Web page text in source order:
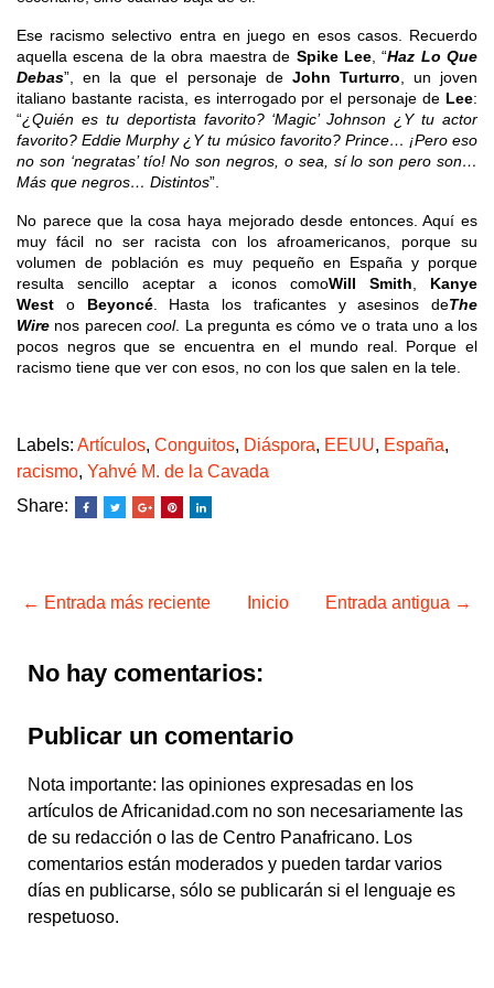
Ese racismo selectivo entra en juego en esos casos. Recuerdo
aquella escena de la obra maestra de Spike Lee, “Haz Lo Que
Debas”, en la que el personaje de John Turturro, un joven
italiano bastante racista, es interrogado por el personaje de Lee:
“¿Quién es tu deportista favorito? ‘Magic’ Johnson ¿Y tu actor
favorito? Eddie Murphy ¿Y tu músico favorito? Prince… ¡Pero eso
no son ‘negratas’ tío! No son negros, o sea, sí lo son pero son…
Más que negros… Distintos”.
No parece que la cosa haya mejorado desde entonces. Aquí es
muy fácil no ser racista con los afroamericanos, porque su
volumen de población es muy pequeño en España y porque
resulta sencillo aceptar a iconos comoWill Smith, Kanye
West o Beyoncé. Hasta los traficantes y asesinos deThe
Wire nos parecencool. La pregunta es cómo ve o trata uno a los
pocos negros que se encuentra en el mundo real. Porque el
racismo tiene que ver con esos, no con los que salen en la tele.
Labels: Artículos, Conguitos, Diáspora, EEUU, España,
racismo, Yahvé M. de la Cavada
Share:
← Entrada más reciente Entrada antigua →
Inicio
No hay comentarios:
Publicar un comentario
Nota importante: las opiniones expresadas en los
artículos de Africanidad.com no son necesariamente las
de su redacción o las de Centro Panafricano. Los
comentarios están moderados y pueden tardar varios
días en publicarse, sólo se publicarán si el lenguaje es
respetuoso.